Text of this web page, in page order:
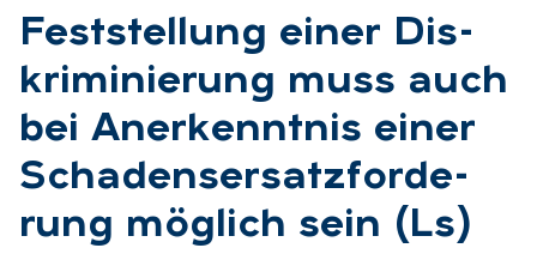
:Fest­stel­lung ei­ner Dis­
kri­mi­nie­rung muss auch
bei An­er­kennt­nis ei­ner
Scha­dens­er­satz­for­de­
rung mög­lich sein (Ls)